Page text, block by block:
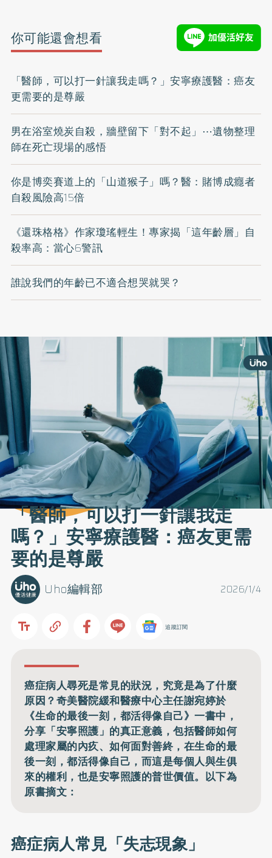
你可能還會想看
「醫師，可以打一針讓我走嗎？」安寧療護醫：癌友
更需要的是尊嚴
男在浴室燒炭自殺，牆壁留下「對不起」⋯遺物整理
師在死亡現場的感悟
你是博奕賽道上的「山道猴子」嗎？醫：賭博成癮者
自殺風險高15倍
《還珠格格》作家瓊瑤輕生！專家揭「這年齡層」自
殺率高：當心6警訊
誰說我們的年齡已不適合想哭就哭？
「醫師，可以打一針讓我走
嗎？」安寧療護醫：癌友更需
要的是尊嚴
2026/1/4
Uho編輯部
追蹤訂閱
癌症病人尋死是常見的狀況，究竟是為了什麼
原因？奇美醫院緩和醫療中心主任謝宛婷於
《生命的最後一刻，都活得像自己》一書中，
分享「安寧照護」的真正意義，包括醫師如何
處理家屬的內疚、如何面對善終，在生命的最
後一刻，都活得像自己，而這是每個人與生俱
來的權利，也是安寧照護的普世價值。以下為
原書摘文：
癌症病人常見「失志現象」